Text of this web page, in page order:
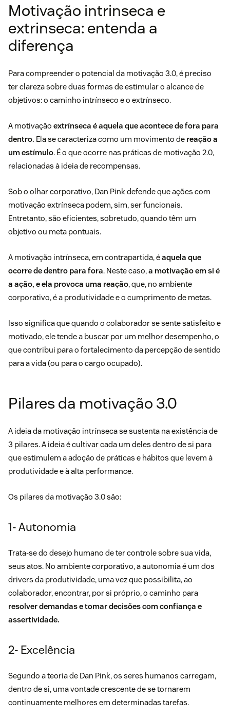
Motivação intrinseca e
extrinseca: entenda a
diferença
Para compreender o potencial da motivação 3.0, é preciso
ter clareza sobre duas formas de estimular o alcance de
objetivos: o caminho intrínseco e o extrínseco.
A motivação extrínseca é aquela que acontece de fora para
dentro. Ela se caracteriza como um movimento de reação a
um estímulo. É o que ocorre nas práticas de motivação 2.0,
relacionadas à ideia de recompensas.
Sob o olhar corporativo, Dan Pink defende que ações com
motivação extrínseca podem, sim, ser funcionais.
Entretanto, são eficientes, sobretudo, quando têm um
objetivo ou meta pontuais.
A motivação intrínseca, em contrapartida, éaquela que
ocorre de dentro para fora. Neste caso,a motivação em si é
a ação, e ela provoca uma reação, que, no ambiente
corporativo, é a produtividade e o cumprimento de metas.
Isso significa que quando o colaborador se sente satisfeito e
motivado, ele tende a buscar por um melhor desempenho, o
que contribui para o fortalecimento da percepção de sentido
para a vida (ou para o cargo ocupado).
Pilares da motivação 3.0
A ideia da motivação intrínseca se sustenta na existência de
3 pilares. A ideia é cultivar cada um deles dentro de si para
que estimulem a adoção de práticas e hábitos que levem à
produtividade e àalta performance.
Os pilares da motivação 3.0 são:
1- Autonomia
Trata-se do desejo humano de ter controle sobre sua vida,
seus atos. No ambiente corporativo, aautonomiaé um dos
drivers da produtividade, uma vez que possibilita, ao
colaborador, encontrar, por si próprio, o caminho para
resolver demandas e tomar decisões com confiança e
assertividade.
2- Excelência
Segundo a teoria de Dan Pink, os seres humanos carregam,
dentro de si, uma vontade crescente de se tornarem
continuamente melhores em determinadas tarefas.